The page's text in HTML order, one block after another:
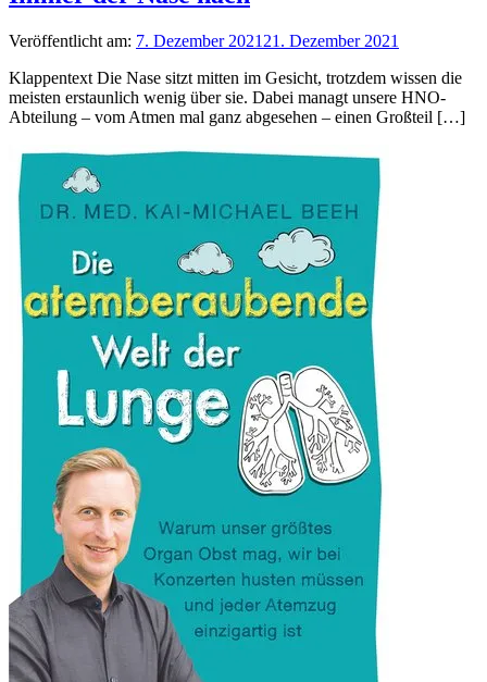
Veröffentlicht am: 7. Dezember 2021 21. Dezember 2021
Klappentext Die Nase sitzt mitten im Gesicht, trotzdem wissen die
meisten erstaunlich wenig über sie. Dabei managt unsere HNO-
Abteilung – vom Atmen mal ganz abgesehen – einen Großteil […]